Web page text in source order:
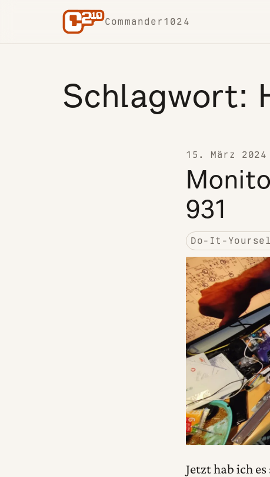
Skip to content
Commander1024
Schlagwort:
15. März 2024
931
Do-It-
Jetzt hab ich